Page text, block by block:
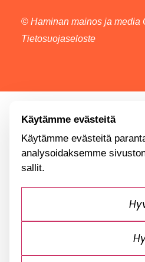
© Haminan mainos ja media
Tietosuojaseloste
Käytämme evästeitä
Käytämme evästeitä
analysoidaksemme
sallit.